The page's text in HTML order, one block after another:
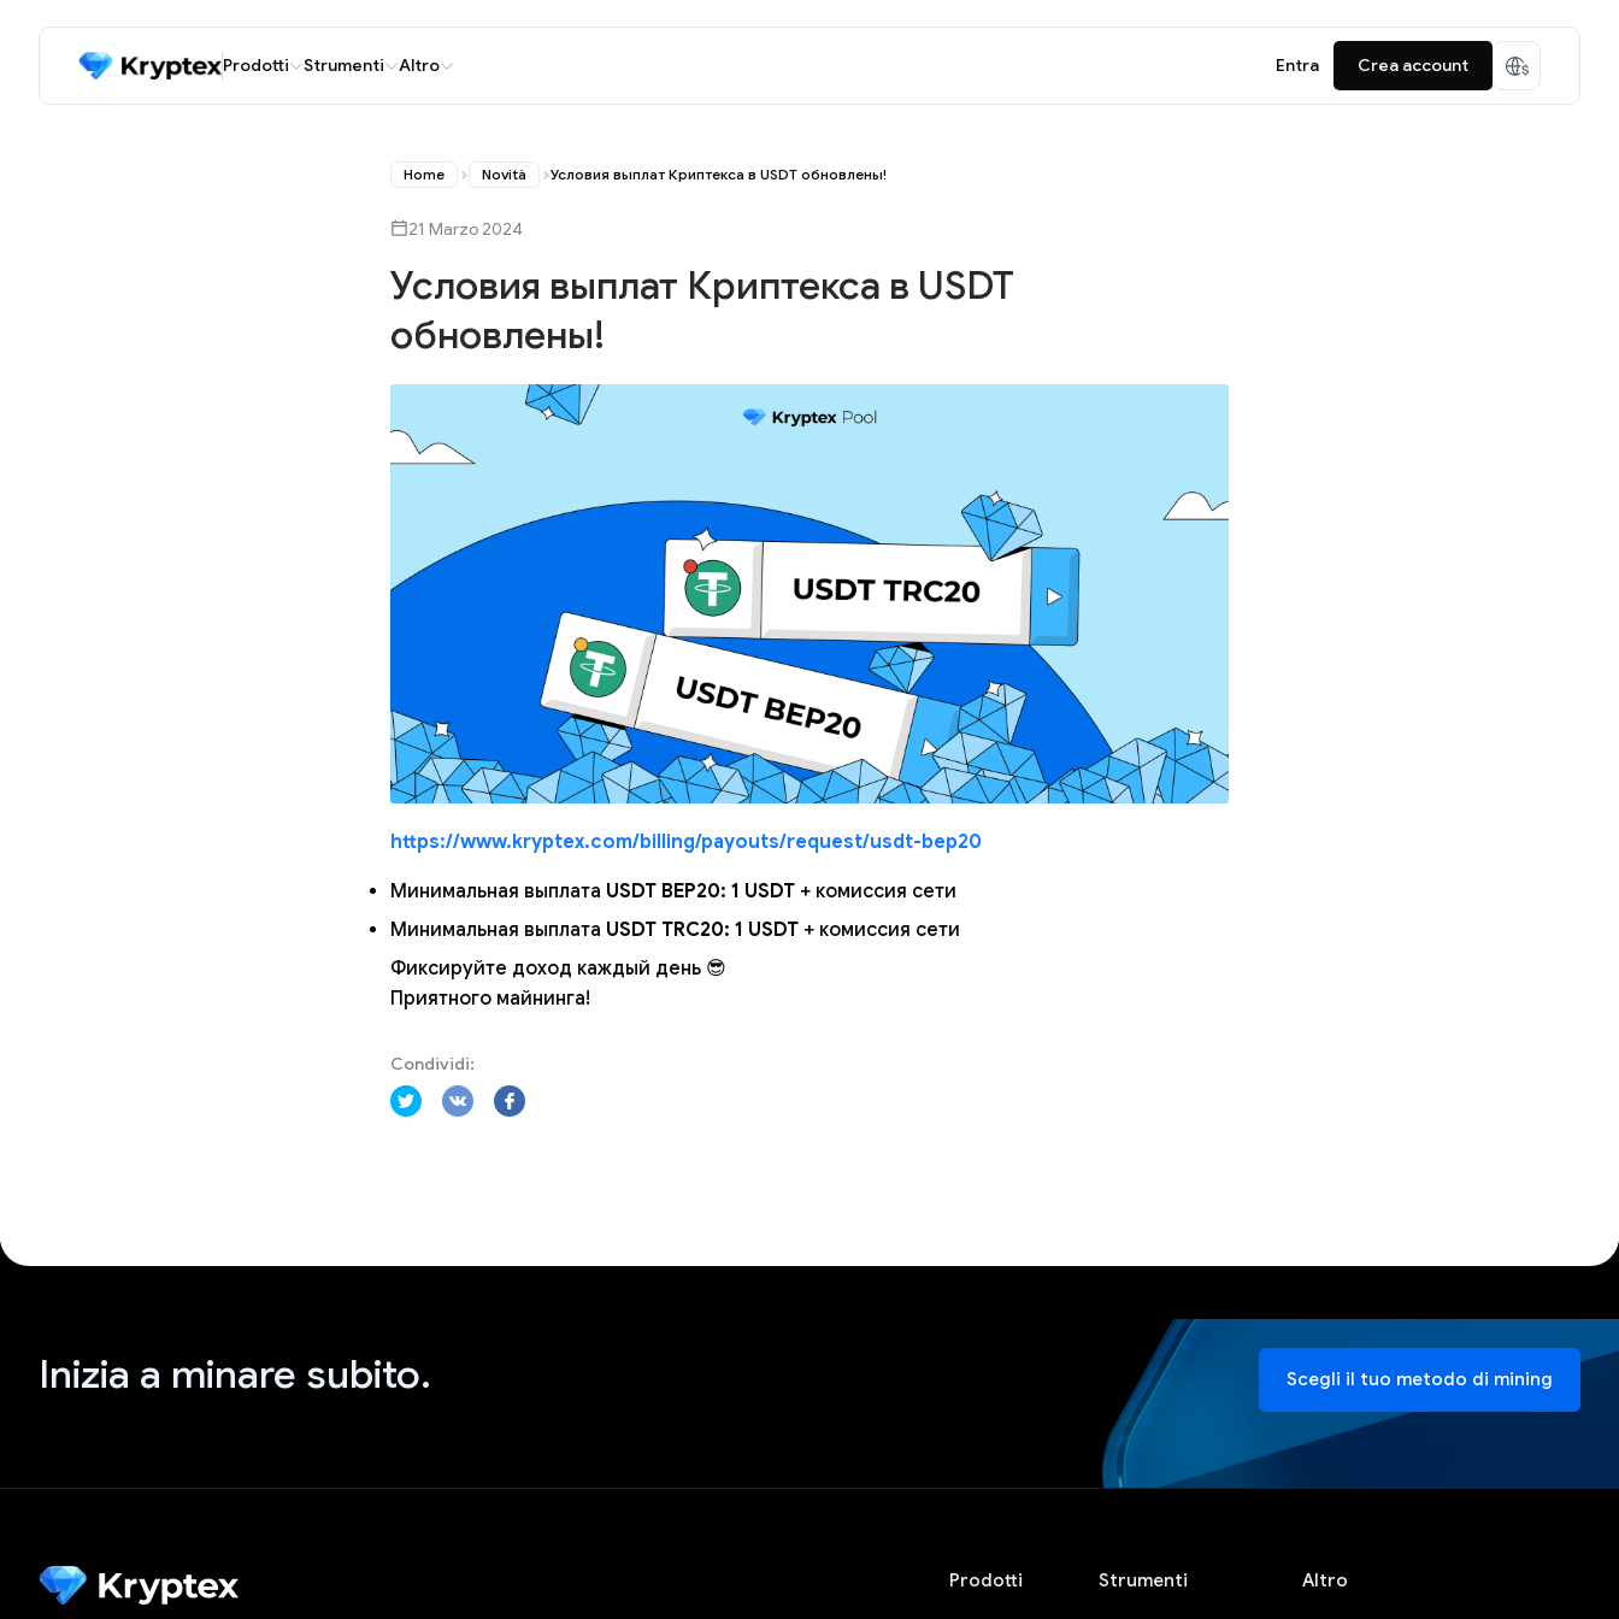
Prodotti Strumenti Altro Entra Crea account
Home Novità Условия выплат Криптекса в USDT обновлены!
21 Marzo 2024
Условия выплат Криптекса в USDT
обновлены!
https://www.kryptex.com/billing/payouts/request/usdt-bep20
Минимальная выплата USDT BEP20: 1 USDT + комиссия сети
Минимальная выплата USDT TRC20: 1 USDT + комиссия сети
Фиксируйте доход каждый день 😎
Приятного майнинга!
Condividi:
Inizia a minare subito. Scegli il tuo metodo di mining
Prodotti Strumenti Altro